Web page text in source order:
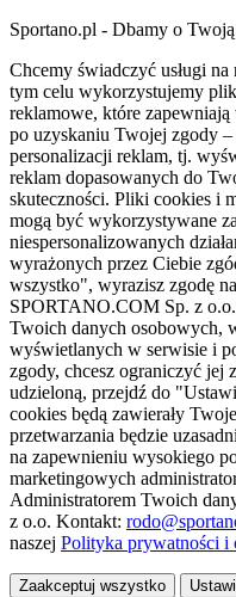
Sportano.pl - Dbamy o
Chcemy świadczyć usługi
tym celu wykorzystujemy
reklamowe, które
po uzyskaniu Twojej zgody
personalizacji reklam, tj.
reklam dopasowanych do
skuteczności. Pliki cookies i
mogą być wykorzystywane
niespersonalizowanych
wyrażonych przez Ciebie
wszystko", wyrazisz zgodę
SPORTANO.COM Sp. z
Twoich danych osobowych,
wyświetlanych w serwisie i
zgody, chcesz ograniczyć jej
udzieloną, przejdź do
cookies będą zawierały
przetwarzania będzie
na zapewnieniu wysokiego
marketingowych
Administratorem Twoich
z o.o. Kontakt:
naszej Polityka prywatności i
Zaakceptuj wszystko